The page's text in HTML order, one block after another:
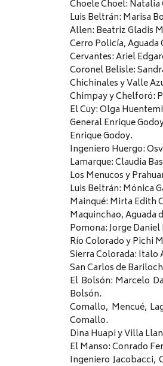
Choele Choel: Natalia
Luis Beltrán: Marisa
Allen: Beatriz Gladis
Cerro Policía, Aguada
Cervantes: Ariel
Coronel Belisle:
Chichinales y Valle
Chimpay y Chelforó:
El Cuy: Olga
General Enrique
Enrique Godoy.
Ingeniero Huergo:
Lamarque: Claudia
Los Menucos y
Luis Beltrán: Mónica
Mainqué: Mirta Edith
Maquinchao, Aguada
Pomona: Jorge
Río Colorado y Pichi
Sierra Colorada: Italo
San Carlos de
El Bolsón: Marcelo
Bolsón.
Comallo, Mencué,
Comallo.
Dina Huapi y Villa
El Manso: Conrado
Ingeniero Jacobacci,